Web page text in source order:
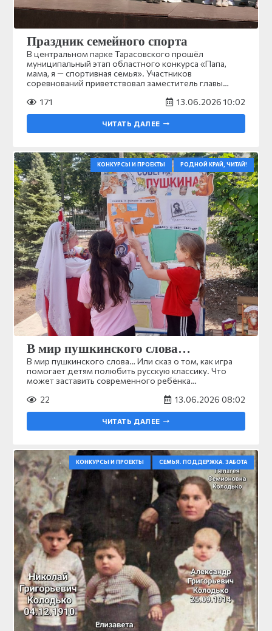
Праздник семейного спорта
В центральном парке Тарасовского прошёл
муниципальный этап областного конкурса «Папа,
мама, я — спортивная семья». Участников
соревнований приветствовал заместитель главы…
171
13.06.2026 10:02
ЧИТАТЬ ДАЛЕЕ
КОНКУРСЫ И ПРОЕКТЫ РОДНОЙ КРАЙ, ЧИТАЙ!
В мир пушкинского слова…
В мир пушкинского слова… Или сказ о том, как игра
помогает детям полюбить русскую классику. Что
может заставить современного ребёнка…
22
13.06.2026 08:02
ЧИТАТЬ ДАЛЕЕ
КОНКУРСЫ И ПРОЕКТЫ СЕМЬЯ. ПОДДЕРЖКА. ЗАБОТА